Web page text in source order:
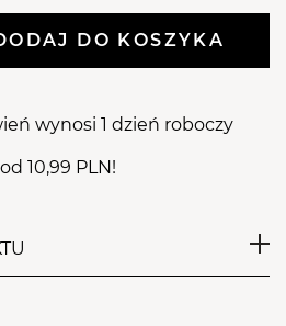
DO KOSZYKA
wynosi 1 dzień roboczy
10,99 PLN!